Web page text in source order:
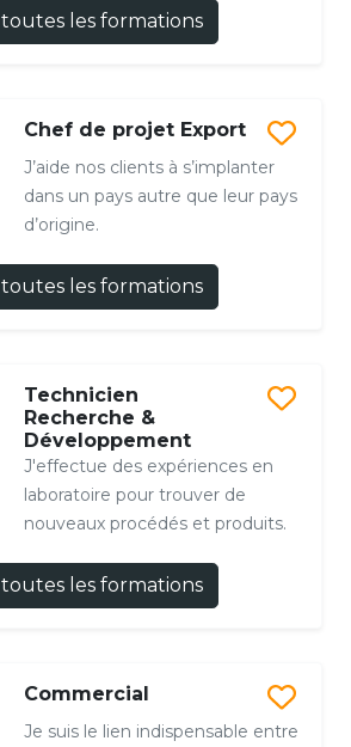
toutes les formations
Chef de projet Export
J’aide nos clients à s’implanter
dans un pays autre que leur pays
d’origine.
toutes les formations
Technicien
Recherche &
Développement
J'effectue des expériences en
laboratoire pour trouver de
nouveaux procédés et produits.
toutes les formations
Commercial
Je suis le lien indispensable entre